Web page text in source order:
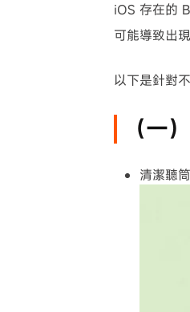
iOS 存在的
可能導致出
以下是針對
（一
清潔聽